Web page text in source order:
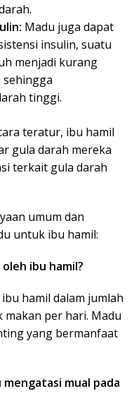
Madu juga dapat
insulin, suatu
menjadi kurang
tinggi.
teratur, ibu hamil
gula darah mereka
terkait gula darah
umum dan
untuk ibu hamil:
ibu hamil?
hamil dalam jumlah
makan per hari. Madu
yang bermanfaat
mual pada